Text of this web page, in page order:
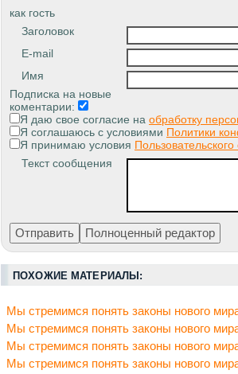
как гость
Заголовок
E-mail
Имя
Подписка на новые
коментарии:
Я даю свое согласие на обработку
Я соглашаюсь с условиями Политики
Я принимаю условия
Текст сообщения
ПОХОЖИЕ МАТЕРИАЛЫ:
Мы стремимся понять законы нового
Мы стремимся понять законы нового
Мы стремимся понять законы нового
Мы стремимся понять законы нового